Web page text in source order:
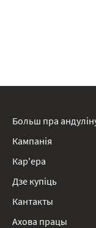
Больш пра
Кампанія
Кар'ера
Дзе купіць
Кантакты
Ахова працы